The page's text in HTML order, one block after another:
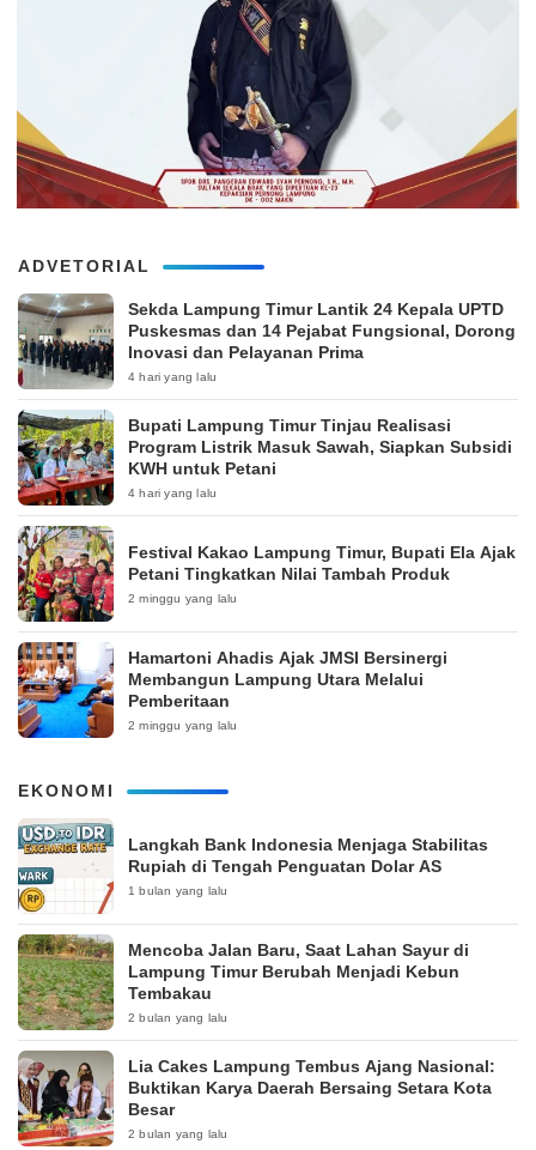
ADVETORIAL
‎Sekda Lampung Timur Lantik 24 Kepala UPTD
Puskesmas dan 14 Pejabat Fungsional, Dorong
Inovasi dan Pelayanan Prima
4 hari yang lalu
Bupati Lampung Timur Tinjau Realisasi
Program Listrik Masuk Sawah, Siapkan Subsidi
KWH untuk Petani
4 hari yang lalu
‎Festival Kakao Lampung Timur, Bupati Ela Ajak
Petani Tingkatkan Nilai Tambah Produk
2 minggu yang lalu
Hamartoni Ahadis Ajak JMSI Bersinergi
Membangun Lampung Utara Melalui
Pemberitaan
2 minggu yang lalu
EKONOMI
Langkah Bank Indonesia Menjaga Stabilitas
Rupiah di Tengah Penguatan Dolar AS
1 bulan yang lalu
Mencoba Jalan Baru, Saat Lahan Sayur di
Lampung Timur Berubah Menjadi Kebun
Tembakau
2 bulan yang lalu
Lia Cakes Lampung Tembus Ajang Nasional:
Buktikan Karya Daerah Bersaing Setara Kota
Besar
2 bulan yang lalu